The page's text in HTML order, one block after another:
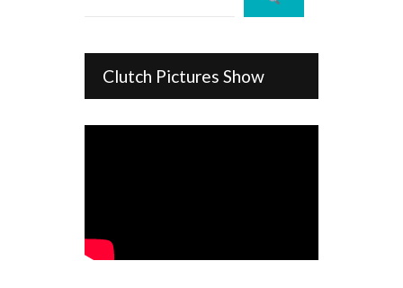
Clutch Pictures Show